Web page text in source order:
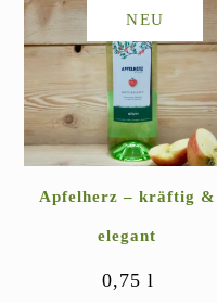
NEU
Apfelherz – kräftig &
elegant
0,75l